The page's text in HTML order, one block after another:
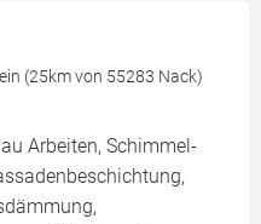
(25km von 55283 Nack)
Arbeiten, Schimmel-